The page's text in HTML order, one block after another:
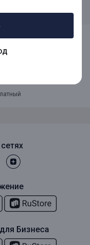
Бизнеса